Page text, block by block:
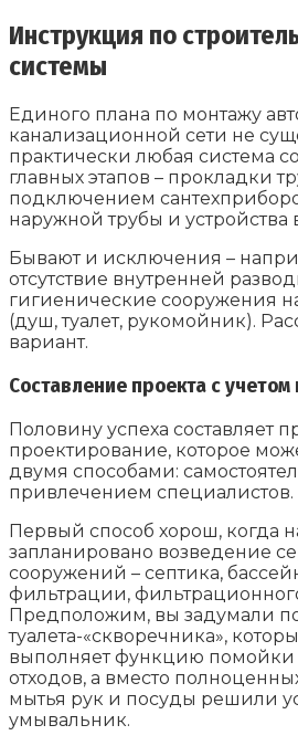
Инструкция по
системы
Единого плана по монтажу
канализационной сети не
практически любая система
главных этапов – прокладки
подключением
наружной трубы и устройства
Бывают и исключения –
отсутствие внутренней
гигиенические сооружения
(душ, туалет, рукомойник).
вариант.
Составление проекта с учетом
Половину успеха составляет
проектирование, которое
двумя способами:
привлечением специалистов.
Первый способ хорош, когда
запланировано возведение
сооружений – септика,
фильтрации,
Предположим, вы задумали
туалета-«скворечника»,
выполняет функцию помойки
отходов, а вместо
мытья рук и посуды решили
умывальник.